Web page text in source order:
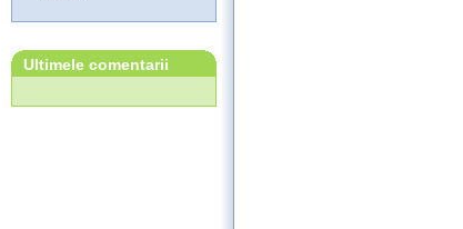
Ultimele comentarii